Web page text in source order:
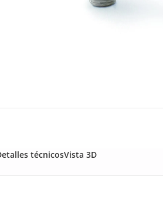
técnicosVista 3D